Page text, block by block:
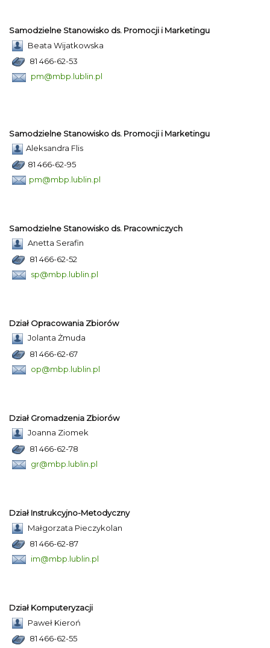
Samodzielne Stanowisko ds. Promocji i Marketingu
Beata Wijatkowska
81 466-62-53
pm@mbp.lublin.pl
Samodzielne Stanowisko ds. Promocji i Marketingu
Aleksandra Flis
81 466-62-95
pm@mbp.lublin.pl
Samodzielne Stanowisko ds. Pracowniczych
Anetta Serafin
81 466-62-52
sp@mbp.lublin.pl
Dział Opracowania Zbiorów
Jolanta Żmuda
81 466-62-67
op@mbp.lublin.pl
Dział Gromadzenia Zbiorów
Joanna Ziomek
81 466-62-78
gr@mbp.lublin.pl
Dział Instrukcyjno-Metodyczny
Małgorzata Pieczykolan
81 466-62-87
im@mbp.lublin.pl
Dział Komputeryzacji
Paweł Kieroń
81 466-62-55